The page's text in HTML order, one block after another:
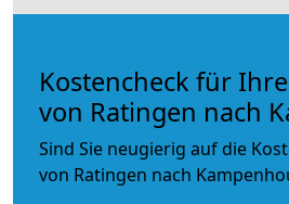
Kostencheck für
von Ratingen nach
Sind Sie neugierig auf die
von Ratingen nach